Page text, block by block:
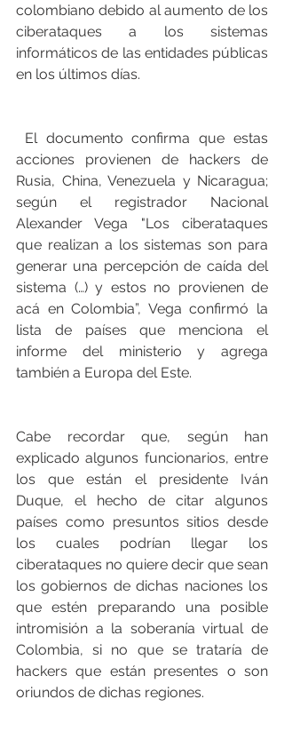
colombiano debido al aumento de los
ciberataques a los sistemas
informáticos de las entidades públicas
en los últimos días.
acciones provienen de hackers de
Rusia, China, Venezuela y Nicaragua;
según el registrador Nacional
Alexander Vega "Los ciberataques
que realizan a los sistemas son para
generar una percepción de caída del
sistema (…) y estos no provienen de
acá en Colombia”, Vega confirmó la
lista de países que menciona el
informe del ministerio y agrega
también a Europa del Este.
Cabe recordar que, según han
explicado algunos funcionarios, entre
los que están el presidente Iván
Duque, el hecho de citar algunos
países como presuntos sitios desde
los cuales podrían llegar los
ciberataques no quiere decir que sean
los gobiernos de dichas naciones los
que estén preparando una posible
intromisión a la soberanía virtual de
Colombia, si no que se trataría de
hackers que están presentes o son
oriundos de dichas regiones.